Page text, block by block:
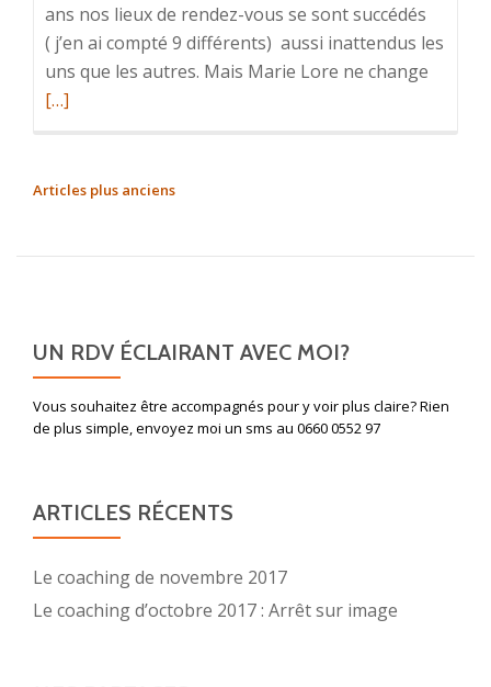
ans nos lieux de rendez-vous se sont succédés
( j’en ai compté 9 différents) aussi inattendus les
uns que les autres. Mais Marie Lore ne change
coiffeur
[…]
NAVIGATION
Articles plus anciens
UN RDV ÉCLAIRANT AVEC MOI?
Vous souhaitez être accompagnés pour y voir plus claire? Rien
de plus simple, envoyez moi un sms au 0660 0552 97
ARTICLES RÉCENTS
Le coaching de novembre 2017
Le coaching d’octobre 2017 : Arrêt sur image